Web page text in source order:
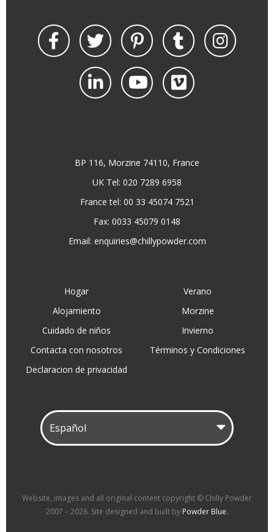
BP 116, Morzine 74110, France
UK Tel: 020 7289 6958
France tel: 00 33 45074 7521
Fax: 0033 45079 0148
Email: enquiries@chillypowder.com
Hogar
Verano
Alojamiento
Morzine
Cuidado de niños
Invierno
Contacta con nosotros
Términos y Condiciones
Declaracion de privacidad
Website, images and all original content copyright © Chilly Powder
2007 – 2026. Site designed and built by Powder Blue.